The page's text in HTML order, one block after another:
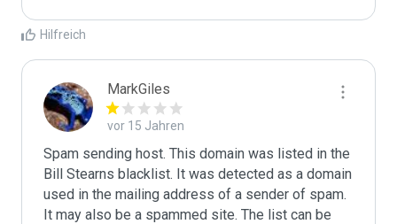
Hilfreich
MarkGiles
vor 15 Jahren
Spam sending host. This domain was listed in the
Bill Stearns blacklist. It was detected as a domain
used in the mailing address of a sender of spam.
It may also be a spammed site. The list can be